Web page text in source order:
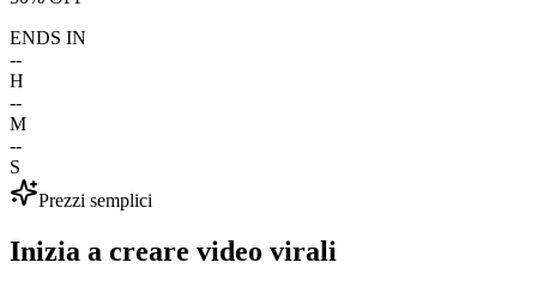
ENDS IN
--
H
--
M
--
S
Prezzi semplici
Inizia a creare video virali